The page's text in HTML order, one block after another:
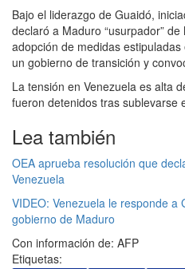
Bajo el liderazgo de Guaidó,
declaró a Maduro “usurpador”
adopción de medidas
un gobierno de transición y
La tensión en Venezuela es alta
fueron detenidos tras sublevarse
Lea también
OEA aprueba resolución que
Venezuela
VIDEO: Venezuela le responde
gobierno de Maduro
Con información de: AFP
Etiquetas: